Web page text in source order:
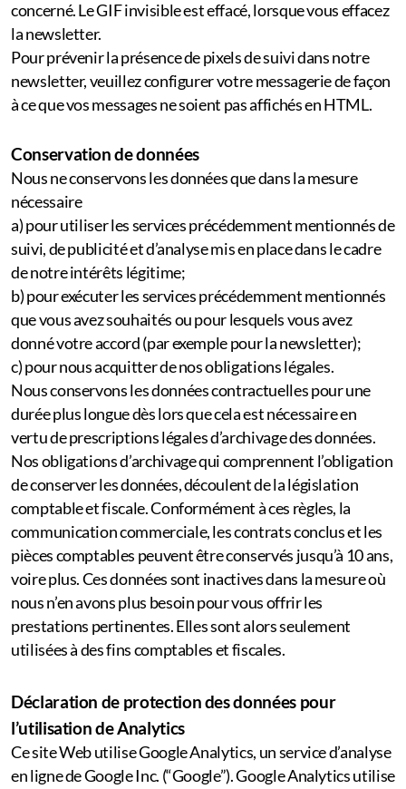
concerné. Le GIF invisible est effacé, lorsque vous effacez
la newsletter.
Pour prévenir la présence de pixels de suivi dans notre
newsletter, veuillez configurer votre messagerie de façon
à ce que vos messages ne soient pas affichés en HTML.
Conservation de données
Nous ne conservons les données que dans la mesure
nécessaire
a) pour utiliser les services précédemment mentionnés de
suivi, de publicité et d’analyse mis en place dans le cadre
de notre intérêts légitime;
b) pour exécuter les services précédemment mentionnés
que vous avez souhaités ou pour lesquels vous avez
donné votre accord (par exemple pour la newsletter);
c) pour nous acquitter de nos obligations légales.
Nous conservons les données contractuelles pour une
durée plus longue dès lors que cela est nécessaire en
vertu de prescriptions légales d’archivage des données.
Nos obligations d’archivage qui comprennent l’obligation
de conserver les données, découlent de la législation
comptable et fiscale. Conformément à ces règles, la
communication commerciale, les contrats conclus et les
pièces comptables peuvent être conservés jusqu’à 10 ans,
voire plus. Ces données sont inactives dans la mesure où
nous n’en avons plus besoin pour vous offrir les
prestations pertinentes. Elles sont alors seulement
utilisées à des fins comptables et fiscales.
Déclaration de protection des données pour
l’utilisation de Analytics
Ce site Web utilise Google Analytics, un service d’analyse
en ligne de Google Inc. (“Google”). Google Analytics utilise